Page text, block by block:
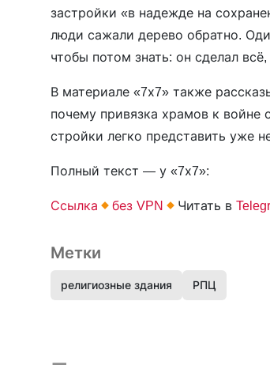
застройки «в надежде на
люди сажали дерево обратно.
чтобы потом знать: он сделал
В материале «7х7» также
почему привязка храмов к войне
стройки легко представить уже
Полный текст — у «7х7»:
Ссылка без VPN Читать в
Метки
религиозные здания РПЦ